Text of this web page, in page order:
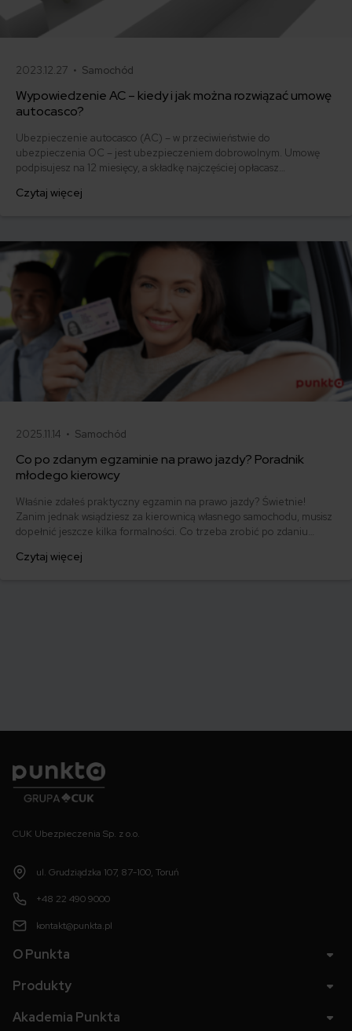
2023.12.27 • Samochód
Wypowiedzenie AC – kiedy i jak można rozwiązać umowę
autocasco?
Ubezpieczenie autocasco (AC) – w przeciwieństwie do
ubezpieczenia OC – jest ubezpieczeniem dobrowolnym. Umowę
podpisujesz na 12 miesięcy, a składkę najczęściej opłacasz
ofertę lub zdecydowałeś się sprzedać samochód w trakcie trwania
Czytaj więcej
2025.11.14 • Samochód
Co po zdanym egzaminie na prawo jazdy? Poradnik
młodego kierowcy
Właśnie zdałeś praktyczny egzamin na prawo jazdy? Świetnie!
Zanim jednak wsiądziesz za kierownicą własnego samochodu, musisz
dopełnić jeszcze kilka formalności. Co trzeba zrobić po zdaniu
którym szybko załatwisz sprawy urzędowe i będziesz mógł prowadzić
Czytaj więcej
CUK Ubezpieczenia Sp. z o.o.
ul. Grudziądzka 107, 87-100, Toruń
+48 22 490 9000
kontakt@punkta.pl
O Punkta
Produkty
Akademia Punkta